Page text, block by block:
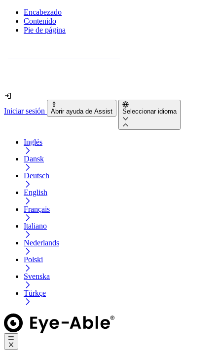
Encabezado
Contenido
Pie de página
Iniciar sesión Abrir ayuda de Assist Seleccionar idioma
Inglés
Dansk
Deutsch
English
Français
Italiano
Nederlands
Polski
Svenska
Türkçe